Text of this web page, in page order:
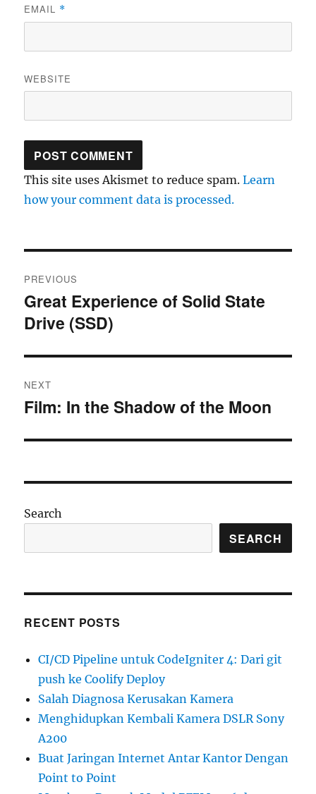
EMAIL *
WEBSITE
This site uses Akismet to reduce spam.Learn
how your comment data is processed.
navigation
PREVIOUS
Previous
post:
Great Experience of Solid State
Drive (SSD)
NEXT
Next
Film: In the Shadow of the Moon
Search
SEARCH
RECENT POSTS
CI/CD Pipeline untuk CodeIgniter 4: Dari git
push ke Coolify Deploy
Salah Diagnosa Kerusakan Kamera
Menghidupkan Kembali Kamera DSLR Sony
A200
Buat Jaringan Internet Antar Kantor Dengan
Point to Point